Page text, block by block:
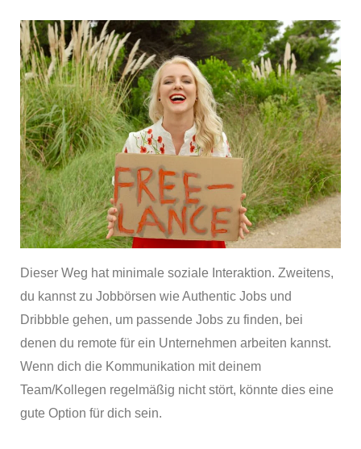
Dieser Weg hat minimale soziale Interaktion. Zweitens,
du kannst zu Jobbörsen wie Authentic Jobs und
Dribbble gehen, um passende Jobs zu finden, bei
denen du remote für ein Unternehmen arbeiten kannst.
Wenn dich die Kommunikation mit deinem
Team/Kollegen regelmäßig nicht stört, könnte dies eine
gute Option für dich sein.